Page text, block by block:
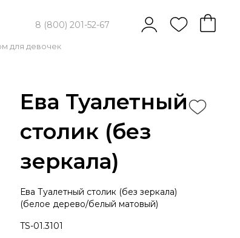
8 (800) 201-52-67
для девочек
Ева Туалетный
столик (без
зеркала)
Ева Туалетный столик (без зеркала)
(белое дерево/белый матовый)
TS-01.3101